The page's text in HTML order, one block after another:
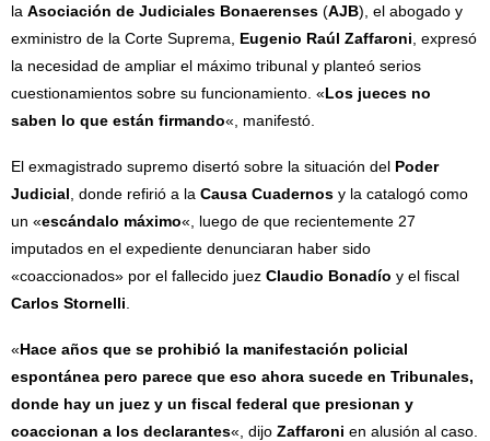
la Asociación de Judiciales Bonaerenses (AJB), el abogado y
exministro de la Corte Suprema,
Eugenio Raúl Zaffaroni , expresó
la necesidad de ampliar el máximo tribunal y planteó serios
cuestionamientos sobre su funcionamiento. «Los jueces no
saben lo que están firmando«, manifestó.
El exmagistrado supremo disertó sobre la situación del Poder
Judicial , donde refirió a la Causa Cuadernos y la catalogó como
un «escándalo máximo«, luego de que recientemente 27
imputados en el expediente denunciaran haber sido
«coaccionados» por el fallecido juez Claudio Bonadío y el fiscal
Carlos Stornelli
«Hace años que se prohibió la manifestación policial
espontánea pero parece que eso ahora sucede en Tribunales,
donde hay un juez y un fiscal federal que presionan y
coaccionan a los declarantes«, dijo Zaffaroni en alusión al caso.